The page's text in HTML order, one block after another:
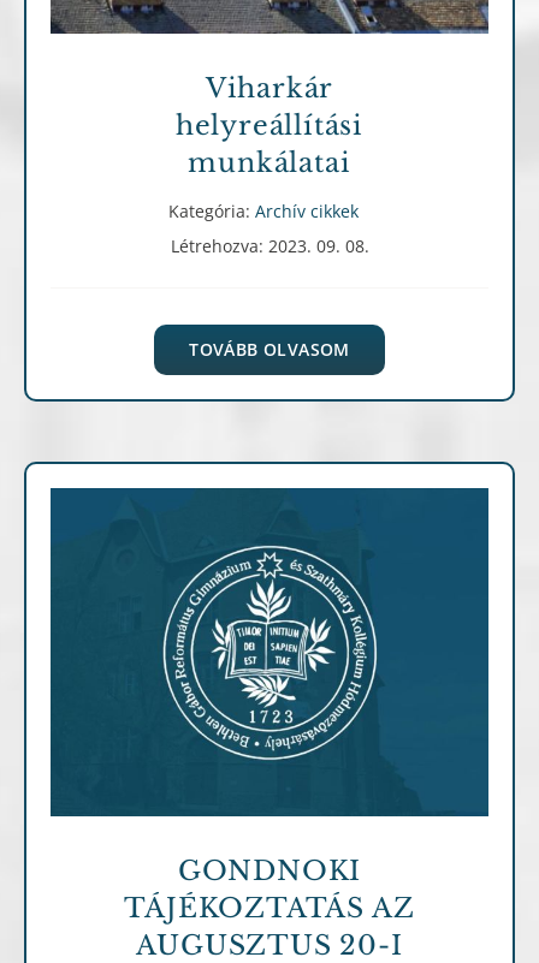
Viharkár
helyreállítási
munkálatai
Kategória: Archív cikkek
Létrehozva: 2023. 09. 08.
TOVÁBB OLVASOM
Archív cikkek
GONDNOKI
TÁJÉKOZTATÁS AZ
AUGUSZTUS 20-I